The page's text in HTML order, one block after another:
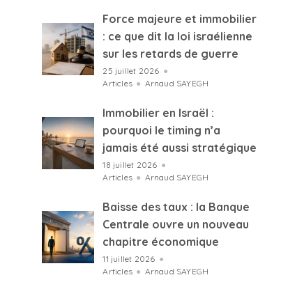
Force majeure et immobilier
: ce que dit la loi israélienne
sur les retards de guerre
25 juillet 2026 ●
Articles ● Arnaud SAYEGH
Immobilier en Israël :
pourquoi le timing n’a
jamais été aussi stratégique
18 juillet 2026 ●
Articles ● Arnaud SAYEGH
Baisse des taux : la Banque
Centrale ouvre un nouveau
chapitre économique
11 juillet 2026 ●
Articles ● Arnaud SAYEGH